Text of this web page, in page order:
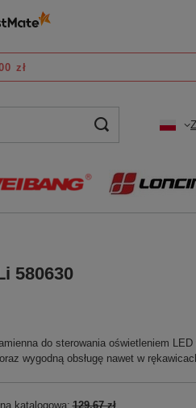
zł
580630
do sterowania oświetleniem LED
wygodną obsługę nawet w
katalogowa: 129,67 zł